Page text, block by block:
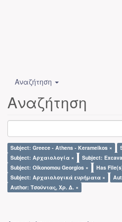
Αναζήτηση
Αναζήτηση
Subject: Greece - Athens - Kerameikos ×
Subject: Αρχαιολογία ×
Subject:
Subject: Oikonomou Georgios ×
Has
Subject: Αρχαιολογικά ευρήματα ×
Author: Τσούντας, Χρ. Δ. ×